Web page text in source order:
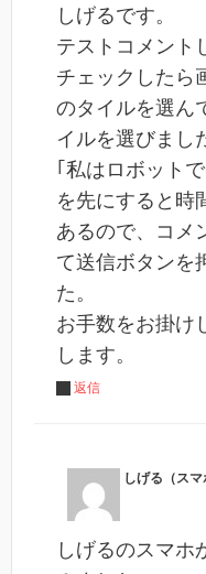
しげるです。
テストコメント
チェックしたら
のタイルを選ん
イルを選びまし
｢私はロボット
を先にすると時
あるので、コメ
て送信ボタンを
た。
お手数をお掛け
します。
返信
しげる（スマ
しげるのスマホ